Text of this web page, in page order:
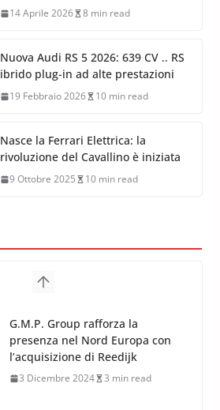
14 Aprile 2026 8 min read
Nuova Audi RS 5 2026: 639 CV .. RS
ibrido plug-in ad alte prestazioni
19 Febbraio 2026 10 min read
Nasce la Ferrari Elettrica: la
rivoluzione del Cavallino è iniziata
9 Ottobre 2025 10 min read
G.M.P. Group rafforza la
l’acquisizione di Reedijk
TPMS Alcar Sensor – Sistemi di
Monitoraggio Pressione
Pneumatici